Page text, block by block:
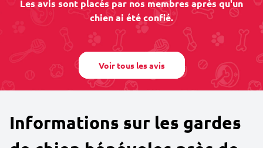
Les avis sont placés par nos membres après qu'un
chien ai été confié.
Voir tous les avis
Informations sur les gardes